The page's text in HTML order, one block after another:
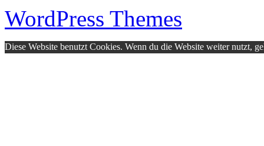
WordPress Themes
Diese Website benutzt Cookies. Wenn du die Website weiter nutzt,